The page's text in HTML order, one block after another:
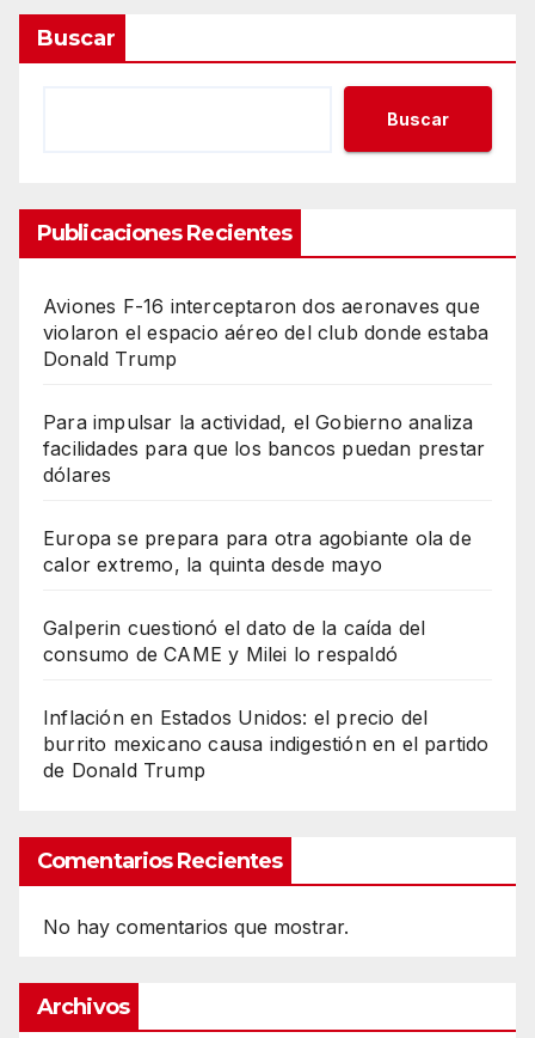
Buscar
Buscar
Publicaciones Recientes
Aviones F-16 interceptaron dos aeronaves que
violaron el espacio aéreo del club donde estaba
Donald Trump
Para impulsar la actividad, el Gobierno analiza
facilidades para que los bancos puedan prestar
dólares
Europa se prepara para otra agobiante ola de
calor extremo, la quinta desde mayo
Galperin cuestionó el dato de la caída del
consumo de CAME y Milei lo respaldó
Inflación en Estados Unidos: el precio del
burrito mexicano causa indigestión en el partido
de Donald Trump
Comentarios Recientes
No hay comentarios que mostrar.
Archivos